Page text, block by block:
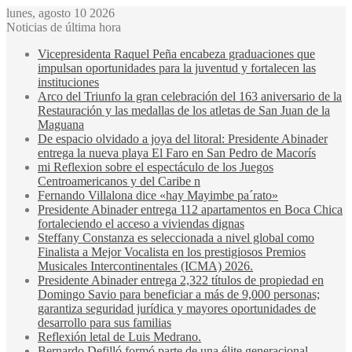
lunes, agosto 10 2026
Noticias de última hora
Vicepresidenta Raquel Peña encabeza graduaciones que
impulsan oportunidades para la juventud y fortalecen las
instituciones
Arco del Triunfo la gran celebración del 163 aniversario de la
Restauración y las medallas de los atletas de San Juan de la
Maguana
De espacio olvidado a joya del litoral: Presidente Abinader
entrega la nueva playa El Faro en San Pedro de Macorís
mi Reflexion sobre el espectáculo de los Juegos
Centroamericanos y del Caribe n
Fernando Villalona dice «hay Mayimbe pa´rato»
Presidente Abinader entrega 112 apartamentos en Boca Chica
fortaleciendo el acceso a viviendas dignas
Steffany Constanza es seleccionada a nivel global como
Finalista a Mejor Vocalista en los prestigiosos Premios
Musicales Intercontinentales (ICMA) 2026.
Presidente Abinader entrega 2,322 títulos de propiedad en
Domingo Savio para beneficiar a más de 9,000 personas;
garantiza seguridad jurídica y mayores oportunidades de
desarrollo para sus familias
Reflexión letal de Luis Medrano.